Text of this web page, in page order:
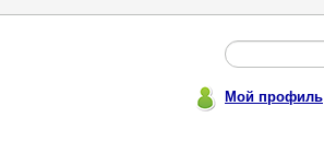
Мой профиль